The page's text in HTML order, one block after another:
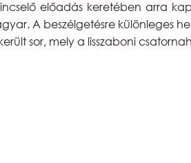
előadás keretében arra
A beszélgetésre különleges
sor, mely a lisszaboni